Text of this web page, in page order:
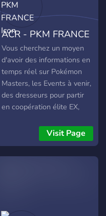
ACR - PKM FRANCE
Vous cherchez un moyen
d'avoir des informations en
temps réel sur Pokémon
Masters, les Events à venir,
des dresseurs pour partir
en coopération élite EX,
jeux ainsi que tant d'autres
merveilles ou des questions
en particulier ?! Au passage
collaboration avec un
Visit Page